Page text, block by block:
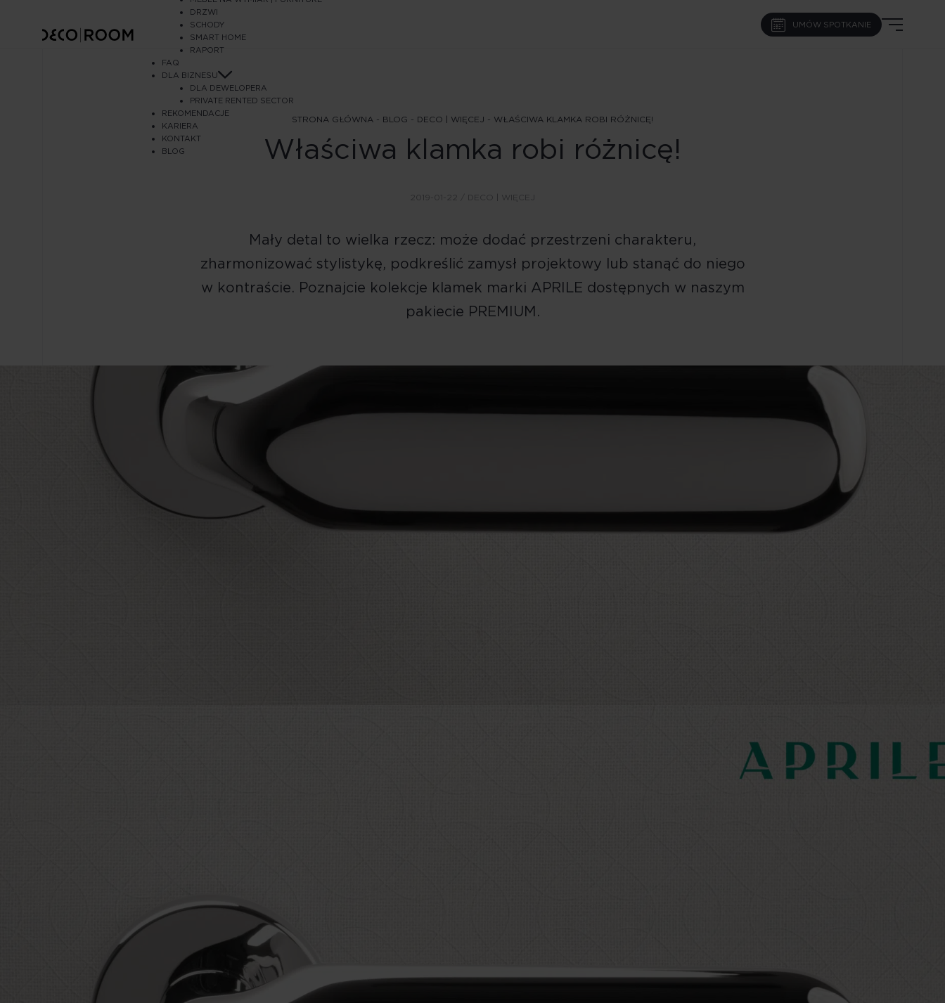
DRZWI
SCHODY
SMART HOME
RAPORT
FAQ
DLA BIZNESU
DLA DEWELOPERA
PRIVATE RENTED SECTOR
REKOMENDACJE
KARIERA
KONTAKT
BLOG
UMÓW SPOTKANIE
STRONA GŁÓWNA - BLOG - DECO | WIĘCEJ - WŁAŚCIWA KLAMKA ROBI RÓŻNICĘ!
Właściwa klamka robi różnicę!
2019-01-22 / DECO | WIĘCEJ
Mały detal to wielka rzecz: może dodać przestrzeni charakteru,
zharmonizować stylistykę, podkreślić zamysł projektowy lub stanąć do niego
w kontraście. Poznajcie kolekcje klamek marki APRILE dostępnych w naszym
pakiecie PREMIUM.